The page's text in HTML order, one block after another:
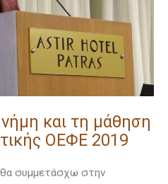
και τη μάθηση
ΟΕΦΕ 2019
συμμετάσχω στην